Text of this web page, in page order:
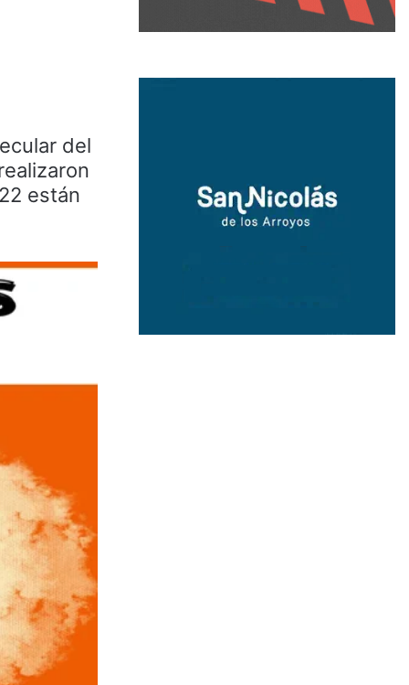
del
están